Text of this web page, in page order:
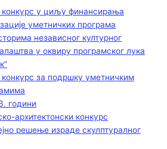
конкурс у циљу финансирања
уметничких програма
независног културног
у оквиру програмског лука
конкурс за подршку уметничким
години
архитектонски конкурс
решење израде скулптуралног